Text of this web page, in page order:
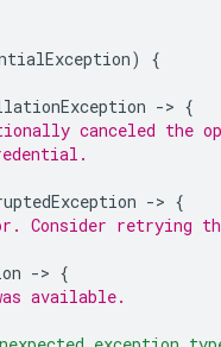
)
{
-> {
canceled the
-> {
Consider retrying
-> {
available.